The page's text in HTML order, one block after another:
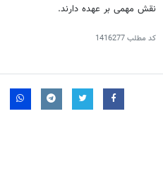
نقش مهمی بر عهده دارند.
کد مطلب1416277